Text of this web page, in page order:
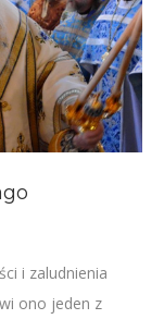
i zaludnienia
ono jeden z